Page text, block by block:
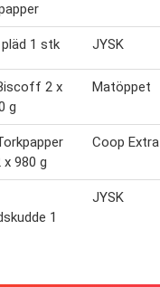
pläd 1 stk JYSK
2 x
g
Matöppet
x 980 g
Coop Extra
1
JYSK